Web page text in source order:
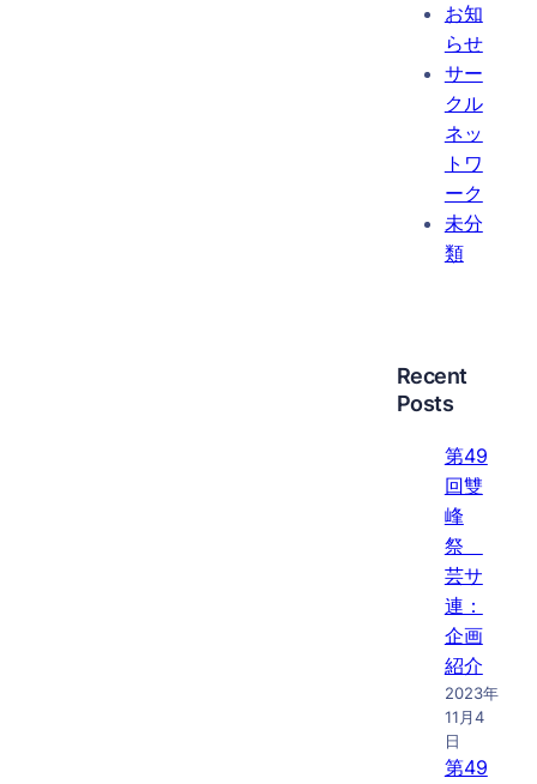
お知
らせ
サー
クル
ネッ
トワ
ーク
未分
類
Recent
Posts
第49
回雙
峰
祭
芸サ
連：
企画
紹介
2023年
11月4
日
第49